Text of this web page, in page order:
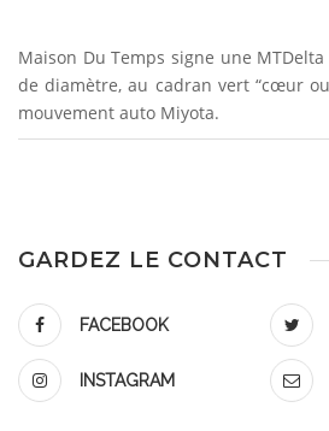
Maison Du Temps signe une
de diamètre, au cadran vert “cœur
mouvement auto Miyota.
GARDEZ LE CONTACT
FACEBOOK
INSTAGRAM